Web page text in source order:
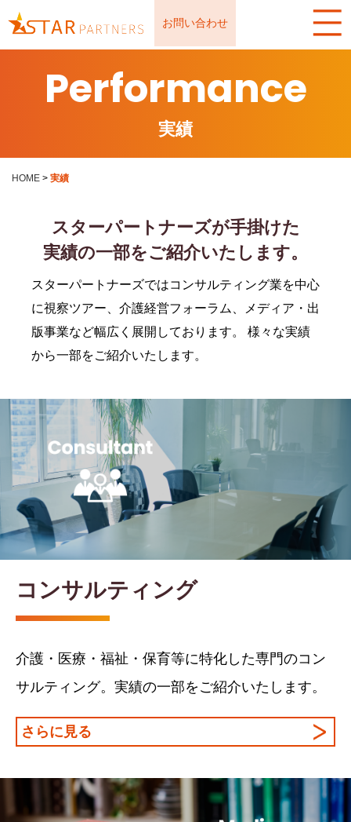
お問い合わせ
Performance
実績
HOME > 実績
スターパートナーズが手掛けた
実績の一部をご紹介いたします。
スターパートナーズではコンサルティング業を中心
に視察ツアー、介護経営フォーラム、メディア・出
版事業など幅広く展開しております。 様々な実績
から一部をご紹介いたします。
コンサルティング
介護・医療・福祉・保育等に特化した専門のコン
サルティング。実績の一部をご紹介いたします。
さらに見る